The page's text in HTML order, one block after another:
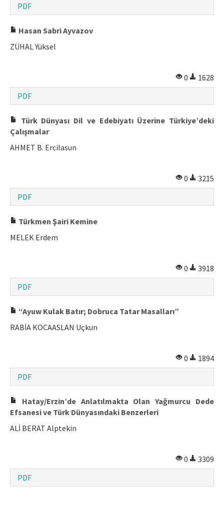
PDF
Hasan Sabri Ayvazov
ZÜHAL Yüksel
0
1628
PDF
Türk Dünyası Dil ve Edebiyatı Üzerine Türkiye’deki
Çalışmalar
AHMET B. Ercilasun
0
3215
PDF
Türkmen Şairi Kemine
MELEK Erdem
0
3918
PDF
“Ayuw Kulak Batır; Dobruca Tatar Masalları”
RABİA KOCAASLAN Uçkun
0
1894
PDF
Hatay/Erzin’de Anlatılmakta Olan Yağmurcu Dede
Efsanesi ve Türk Dünyasındaki Benzerleri
ALİ BERAT Alptekin
0
3309
PDF